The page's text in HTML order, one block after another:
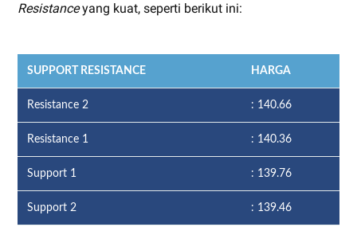
Resistanceyang kuat, seperti berikut ini:
SUPPORT RESISTANCE HARGA
Resistance 2 : 140.66
Resistance 1 : 140.36
Support 1 : 139.76
Support 2 : 139.46